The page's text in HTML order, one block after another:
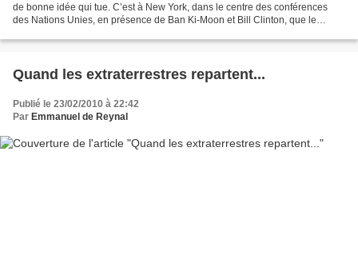
de bonne idée qui tue. C’est à New York, dans le centre des conférences
des Nations Unies, en présence de Ban Ki-Moon et Bill Clinton, que le
Quand les extraterrestres repartent...
Publié le 23/02/2010 à 22:42
Par Emmanuel de Reynal